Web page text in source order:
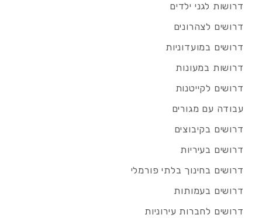
דרושות לגני ילדים
דרושים לצהרונים
דרושים במועדוניות
דרושות במעונות
דרושים לקייטנות
עבודה עם מגורים
דרושים בקיבוצים
דרושים בעיריות
דרושים בחינוך בלתי פורמלי
דרושים בעמותות
דרושים לחברות עירוניות